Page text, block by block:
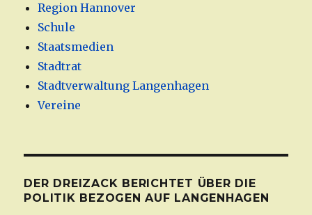
Region Hannover
Schule
Staatsmedien
Stadtrat
Stadtverwaltung Langenhagen
Vereine
DER DREIZACK BERICHTET ÜBER DIE
POLITIK BEZOGEN AUF LANGENHAGEN